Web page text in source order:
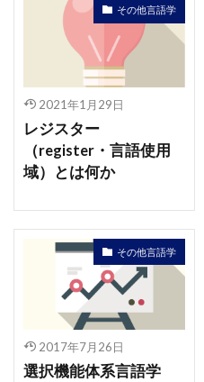
その他言語学
2021年1月29日
レジスター
（register・言語使用
域）とは何か
その他言語学
2017年7月26日
選択機能体系言語学